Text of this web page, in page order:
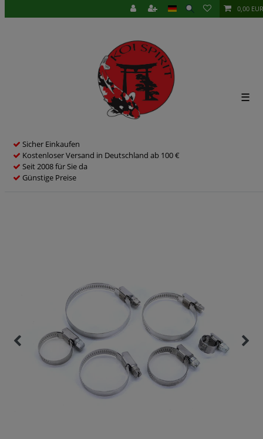
0,00 EUR
Sicher Einkaufen
Kostenloser Versand in Deutschland ab 100 €
Seit 2008 für Sie da
Günstige Preise
☰